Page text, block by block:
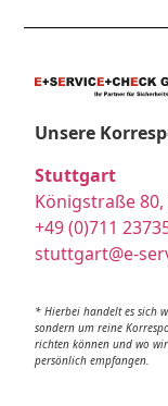
Unsere
Stuttgart
Königstraße
+49 (0)711
stuttgart@e-
* Hierbei handelt es sich
sondern um reine
richten können und wo
persönlich empfangen.